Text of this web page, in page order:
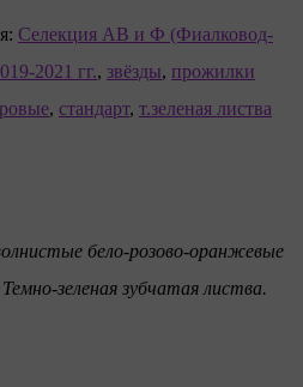
Селекция АВ и Ф (Фиалковод-
2021 гг., звёзды, прожилки
, стандарт, т.зеленая листва
бело-розово-оранжевые
зеленая зубчатая листва.